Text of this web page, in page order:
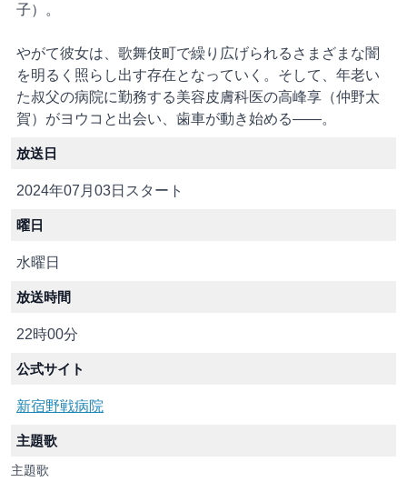
子）。
やがて彼女は、歌舞伎町で繰り広げられるさまざまな闇
を明るく照らし出す存在となっていく。そして、年老い
た叔父の病院に勤務する美容皮膚科医の高峰享（仲野太
賀）がヨウコと出会い、歯車が動き始める――。
放送日
2024年07月03日スタート
曜日
水曜日
放送時間
22時00分
公式サイト
新宿野戦病院
主題歌
主題歌